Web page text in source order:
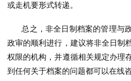
或走机要形式转递。
总之，非全日制档案的管理与
政审的顺利进行，建议将非全日制
权限的机构，并遵循相关规定办理
到任何关于档案的问题都可以在线